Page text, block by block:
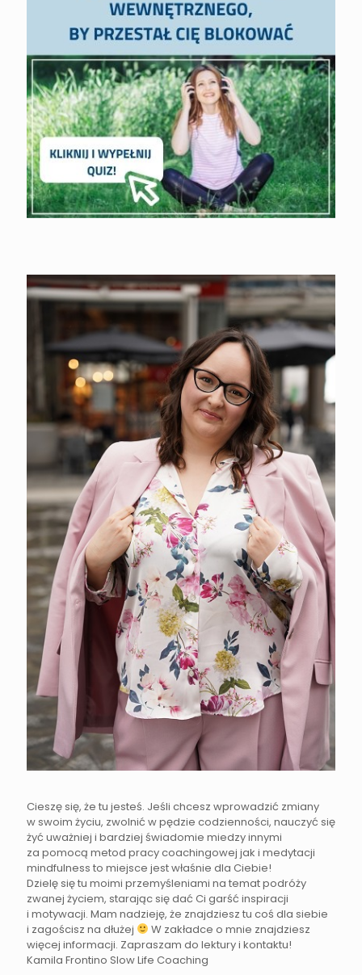
Cieszę się, że tu jesteś. Jeśli chcesz wprowadzić zmiany
w swoim życiu, zwolnić w pędzie codzienności, nauczyć się
żyć uważniej i bardziej świadomie miedzy innymi
za pomocą metod pracy coachingowej jak i medytacji
mindfulness to miejsce jest właśnie dla Ciebie!
Dzielę się tu moimi przemyśleniami na temat podróży
zwanej życiem, starając się dać Ci garść inspiracji
i motywacji. Mam nadzieję, że znajdziesz tu coś dla siebie
i zagościsz na dłużej
W zakładce o mnie znajdziesz
więcej informacji. Zapraszam do lektury i kontaktu!
Kamila Frontino Slow Life Coaching